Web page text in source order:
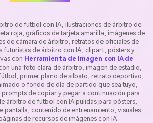
de fútbol con IA, ilustraciones de árbitro de
roja, gráficos de tarjeta amarilla, imágenes de
de cámara de árbitro, retratos de oficiales de
futuristas de árbitro con IA, clipart, pósters y
con Herramienta de Imagen con IA de
con una foto clara de árbitro, imagen de estadio,
primer plano de silbato, retrato deportivo,
o fondo de día de partido que sea tuyo,
prompts de copiar y pegar a continuación para
árbitro de fútbol con IA pulidas para pósters,
pantalla, contenido de entrenamiento, visuales
de recursos de imágenes con IA.